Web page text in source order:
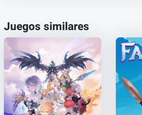
Juegos similares